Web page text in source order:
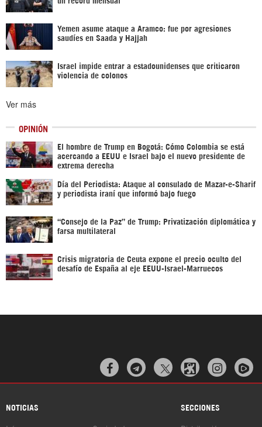
Yemen asume ataque a Aramco: fue por agresiones
saudíes en Saada y Hajjah
Israel impide entrar a estadounidenses que criticaron
violencia de colonos
Ver más
OPINIÓN
El hombre de Trump en Bogotá: Cómo Colombia se está
acercando a EEUU e Israel bajo el nuevo presidente de
extrema derecha
Día del Periodista: Ataque al consulado de Mazar-e-Sharif
y periodista iraní que informó bajo fuego
“Consejo de la Paz” de Trump: Privatización diplomática y
farsa multilateral
Crisis migratoria de Ceuta expone el precio oculto del
desafío de España al eje EEUU-Israel-Marruecos
  
NOTICIAS SECCIONES